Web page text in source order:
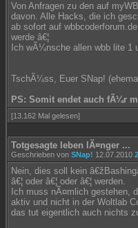
Von Anfragen zu den auf
davon. Alle Hacks, die ich
ab sofort auf
werde â€¦
Ich wÃ¼nsche allen wbb lite 1
TschÃ¼ss, Euer SNap!
PS: Somit endet auch fÃ¼r
[13.162 Mal gelesen]
Totgesagte leben lÃ¤nger ...
Geschrieben von SNap! 12.07.2010
Nein, dies soll kein
â€¦ oder â€¦ oder â€¦ werden.
Ich muss nÃ¤mlich gestehen,
aktiv und nicht in der Woltlab
das tut eigentlich auch nichts